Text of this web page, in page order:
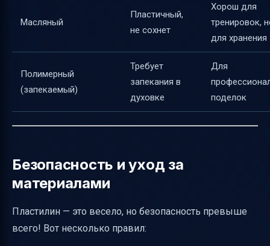
Масляный
Пластичный,
не сохнет
Хорош для
тренировок,
для хранения
Полимерный
(запекаемый)
Требует
запекания в
духовке
Для
поделок
Безопасность и уход за
материалами
Пластилин — это весело, но безопасность превыше
всего! Вот несколько правил: